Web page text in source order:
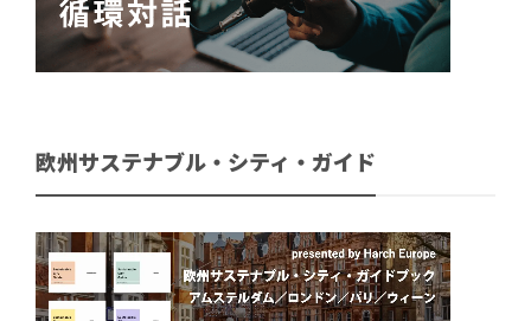
欧州サステナブル・シティ・ガイド